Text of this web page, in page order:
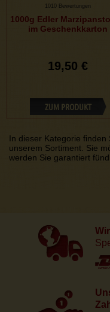
1010 Bewertungen
1000g Edler
im Geschenkkarton
19,50 €
ZUM PRODUKT
In dieser Kategorie finden
unserem Sortiment. Sie
werden Sie garantiert